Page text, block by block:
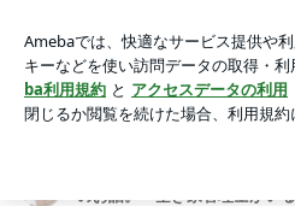
あるアイエーというリフォーム
いるリフォーム会社～
アプリをダウンロードして ブログの
ょう。
のお話。～空き家管理士がい